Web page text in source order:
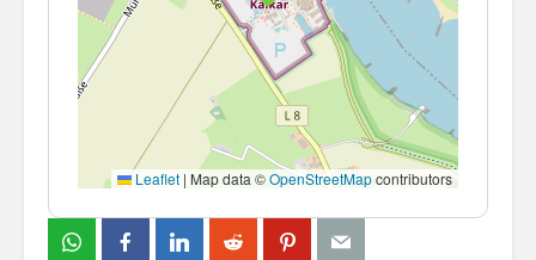
Leaflet | Map data ©OpenStreetMapcontributors